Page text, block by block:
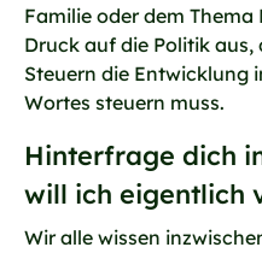
Familie oder dem
Druck auf die Politik aus,
Steuern die Entwicklung
Wortes steuern muss.
Hinterfrage dich
will ich eigentlich
Wir alle wissen